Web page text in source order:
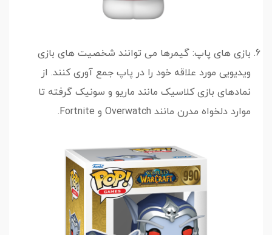
بازی های پاپ: گیمرها می توانند شخصیت های بازی
ویدیویی مورد علاقه خود را در پاپ جمع آوری کنند. از
نمادهای بازی کلاسیک مانند ماریو و سونیک گرفته تا
موارد دلخواه مدرن مانند Overwatch و Fortnite.